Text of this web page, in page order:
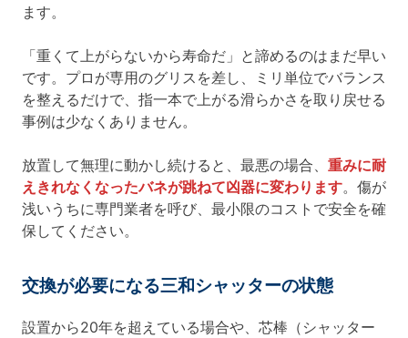
ます。
「重くて上がらないから寿命だ」と諦めるのはまだ早い
です。プロが専用のグリスを差し、ミリ単位でバランス
を整えるだけで、指一本で上がる滑らかさを取り戻せる
事例は少なくありません。
放置して無理に動かし続けると、最悪の場合、 重みに耐
えきれなくなったバネが跳ねて凶器に変わります。傷が
浅いうちに専門業者を呼び、最小限のコストで安全を確
保してください。
交換が必要になる三和シャッターの状態
設置から20年を超えている場合や、芯棒（シャッター